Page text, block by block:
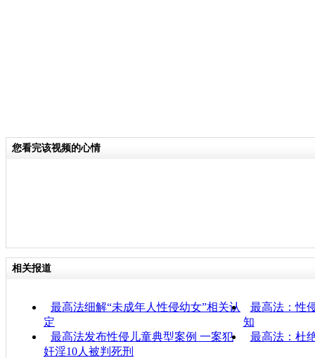
您看完该视频的心情
相关报道
最高法细解“未成年人性侵幼女”相关认
定
最高法：性
知
最高法发布性侵儿童典型案例 一案犯
奸淫10人被判死刑
最高法：杜